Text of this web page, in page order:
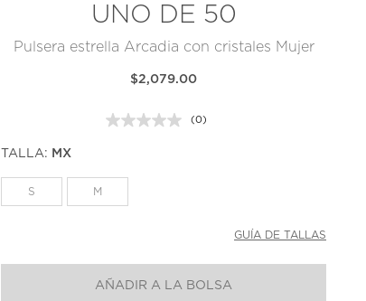
UNO DE 50
Pulsera estrella Arcadia con cristales Mujer
$2,079.00
Sin
(0)
TALLA: MX
S M
GUÍA DE TALLAS
AÑADIR A LA BOLSA